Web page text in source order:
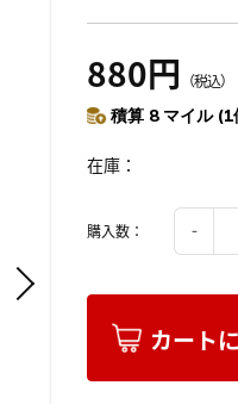
880円 （税込）
積算 8 マイル (1
在庫
購入数：
カート